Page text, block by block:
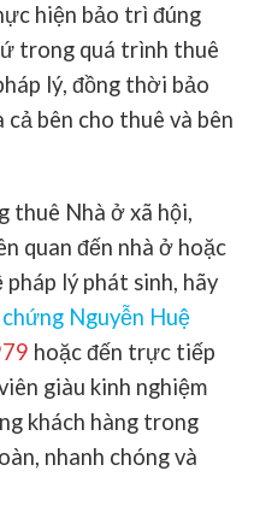
hiện bảo trì đúng
trong quá trình thuê
lý, đồng thời bảo
bên cho thuê và bên
thuê Nhà ở xã hội,
quan đến nhà ở hoặc
lý phát sinh, hãy
Nguyễn Huệ
hoặc đến trực tiếp
giàu kinh nghiệm
khách hàng trong
nhanh chóng và